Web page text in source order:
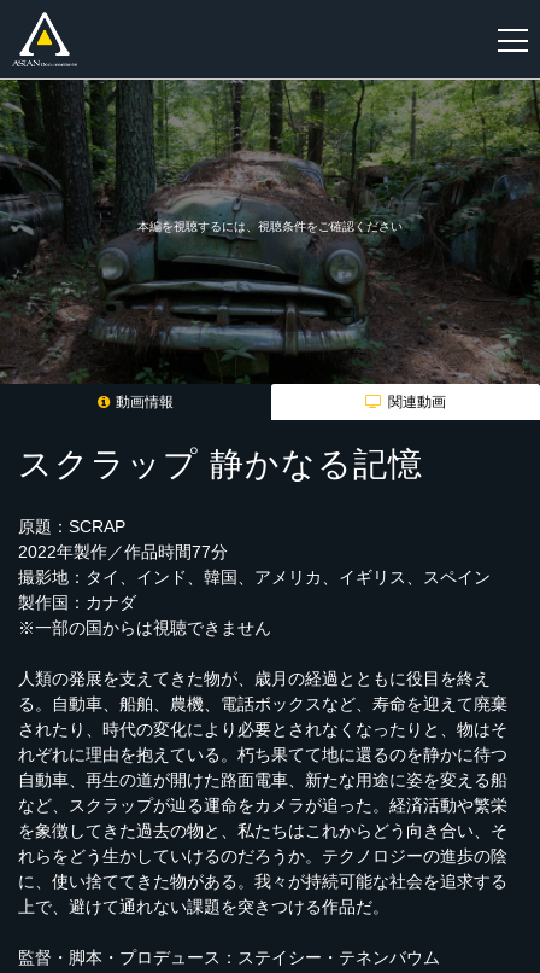
新
規
登
録
本編を視聴するには、視聴条件をご確認ください
動画情報 関連動画
スクラップ 静かなる記憶
原題：SCRAP
2022年製作／作品時間77分
撮影地：タイ、インド、韓国、アメリカ、イギリス、スペイン
製作国：カナダ
※一部の国からは視聴できません
人類の発展を支えてきた物が、歳月の経過とともに役目を終え
る。自動車、船舶、農機、電話ボックスなど、寿命を迎えて廃棄
されたり、時代の変化により必要とされなくなったりと、物はそ
れぞれに理由を抱えている。朽ち果てて地に還るのを静かに待つ
自動車、再生の道が開けた路面電車、新たな用途に姿を変える船
など、スクラップが辿る運命をカメラが追った。経済活動や繁栄
を象徴してきた過去の物と、私たちはこれからどう向き合い、そ
れらをどう生かしていけるのだろうか。テクノロジーの進歩の陰
に、使い捨ててきた物がある。我々が持続可能な社会を追求する
上で、避けて通れない課題を突きつける作品だ。
監督・脚本・プロデュース：ステイシー・テネンバウム